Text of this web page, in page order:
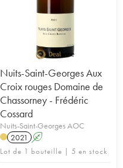
Nuits-Saint-Georges Aux
Croix rouges Domaine de
Chassorney - Frédéric
Cossard
Nuits-Saint-Georges AOC
2021 A
Lot de 1 bouteille | 5 en stock